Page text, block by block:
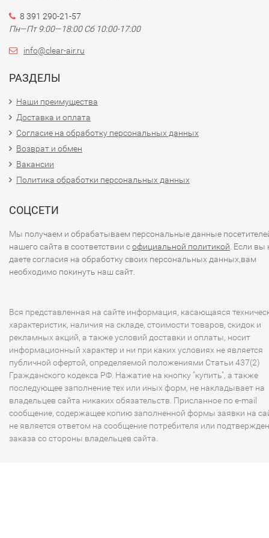
8 391 290-21-57
Пн—Пт 9:00—18:00 Сб 10:00-17:00
info@clear-air.ru
РАЗДЕЛЫ
Наши преимущества
Доставка и оплата
Согласие на обработку персональных данных
Возврат и обмен
Вакансии
Политика обработки персональных данных
СОЦСЕТИ
Мы получаем и обрабатываем персональные данные
нашего сайта в соответствии софициальной политикой . Если вы
даете согласия на обработку своих персональных данных,вам
необходимо покинуть наш сайт.
Вся представленная на сайте информация, касающаяся
характеристик, наличия на складе, стоимости товаров, скидок и
рекламных акций, а также условий доставки и оплаты, носит
информационный характер и ни при каких условиях не является
публичной офертой, определяемой положениями Статьи 437(2)
Гражданского кодекса РФ. Нажатие на кнопку "купить", а также
последующее заполнение тех или иных форм, не накладывает на
владельцев сайта никаких обязательств. Присланное по e-mail
сообщение, содержащее копию заполненной формы заявки на
не является ответом на сообщение потребителя или
заказа со стороны владельцев сайта.